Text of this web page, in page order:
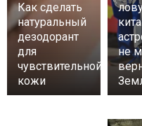
Как сделать
натуральный
дезодорант
для
чувствительной
кожи
не